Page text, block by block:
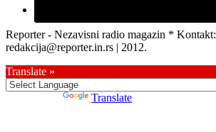
Reporter - Nezavisni radio magazin * Kontakt:
redakcija@reporter.in.rs | 2012.
Translate »
Translate